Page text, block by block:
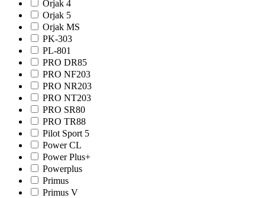
Orjak 4
Orjak 5
Orjak MS
PK-303
PL-801
PRO DR85
PRO NF203
PRO NR203
PRO NТ203
PRO SR80
PRO TR88
Pilot Sport 5
Power CL
Power Plus+
Powerplus
Primus
Primus V